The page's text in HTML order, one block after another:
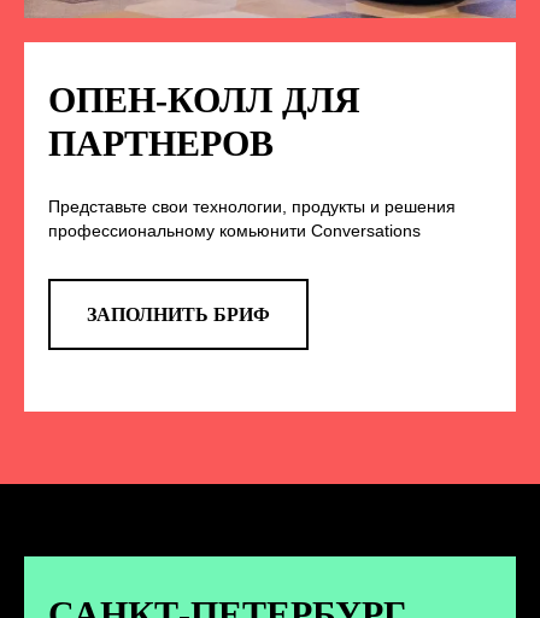
ОПЕН-КОЛЛ ДЛЯ
ПАРТНЕРОВ
Представьте свои технологии, продукты и решения
профессиональному комьюнити Conversations
ЗАПОЛНИТЬ БРИФ
НА НАС В СОЦСЕТЯХ
TELEGRAM
анонс новых спикеров и другие
новости конференции